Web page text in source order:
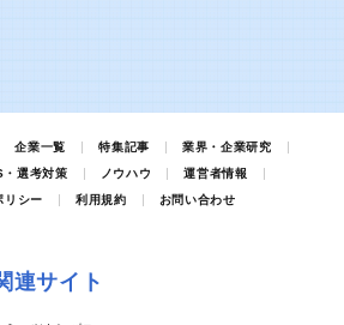
企業一覧 特集記事
業界・企業研究
・選考対策 ノウハウ
運営者情報
リシー
利用規約 お問い合わせ
連サイト